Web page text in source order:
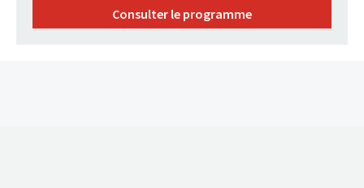
Consulter le programme